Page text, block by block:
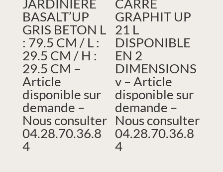
JARDINIERE
BASALT’UP
GRIS BETON L
: 79.5 CM / L :
29.5 CM / H :
29.5 CM –
Article
disponible sur
demande –
Nous consulter
04.28.70.36.8
4
CARRE
GRAPHIT UP
21 L
DISPONIBLE
EN 2
DIMENSIONS
v – Article
disponible sur
demande –
Nous consulter
04.28.70.36.8
4